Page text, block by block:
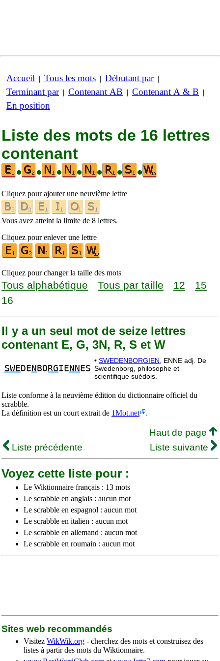
Accueil | Tous les mots | Débutant par|
Terminant par| Contenant AB | Contenant A & B |
En position
Liste des mots de 16 lettres
contenant
•
• • • • • •
Cliquez pour ajouter une neuvième lettre
Vous avez atteint la limite de 8 lettres.
Cliquez pour enlever une lettre
Cliquez pour changer la taille des mots
Tous alphabétique Tous par taille 12
15
16
Il y a un seul mot de seize lettres
contenant E, G, 3N, R, S et W
SWE DE N BO RGIE NN ES
• SWEDENBORGIEN,
ENNE adj. De
Swedenborg, philosophe et
scientifique suédois.
Liste conforme à la neuvième édition du dictionnaire officiel du
scrabble.
La définition est un court extrait de 1Mot.net .
Haut de page
Liste précédente
Liste suivante
Voyez cette liste pour :
Le Wiktionnaire français : 13 mots
Le scrabble en anglais : aucun mot
Le scrabble en espagnol : aucun mot
Le scrabble en italien : aucun mot
Le scrabble en allemand : aucun mot
Le scrabble en roumain : aucun mot
Sites web recommandés
Visitez WikWik.org - cherchez des mots et construisez des
listes à partir des mots du Wiktionnaire.